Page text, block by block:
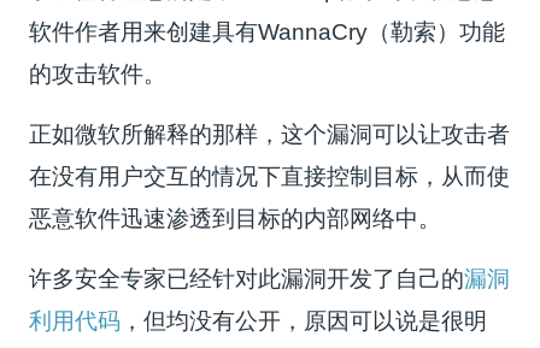
软件作者用来创建具有WannaCry（勒索）功能
的攻击软件。
正如微软所解释的那样，这个漏洞可以让攻击者
在没有用户交互的情况下直接控制目标，从而使
恶意软件迅速渗透到目标的内部网络中。
许多安全专家已经针对此漏洞开发了自己的漏洞
利用代码 ，但均没有公开，原因可以说是很明